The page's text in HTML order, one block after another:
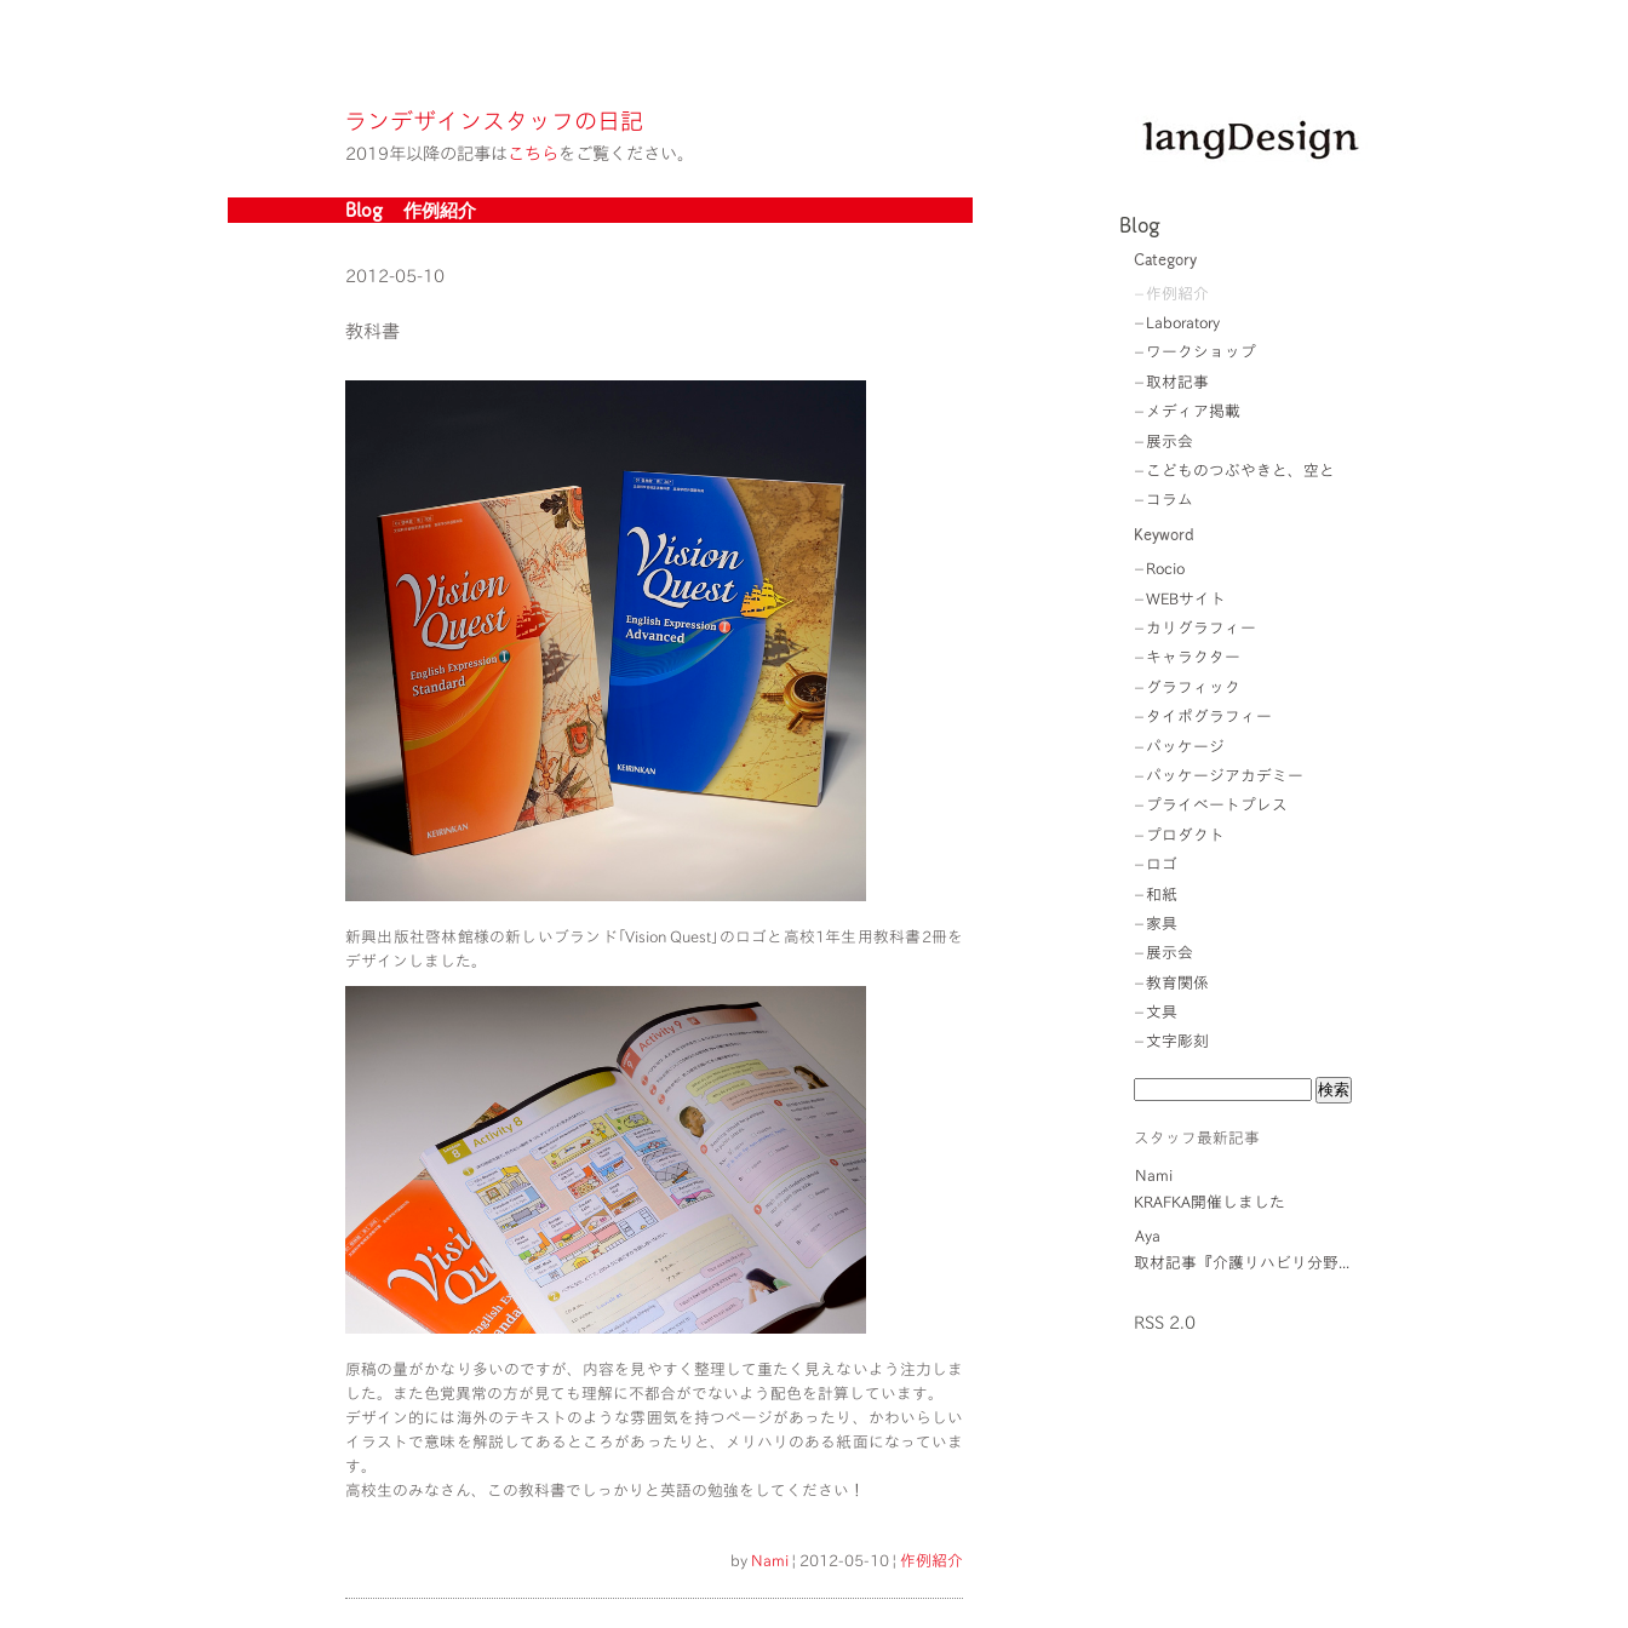
ランデザインスタッフの日記
2019年以降の記事は こちら をご覧ください。
Blog » 作例紹介
2012-05-10
教科書
新興出版社啓林館様の新しいブランド｢Vision Quest｣のロゴと高校1年生用教科書2冊を
デザインしました。
原稿の量がかなり多いのですが、内容を見やすく整理して重たく見えないよう注力しま
した。また色覚異常の方が見ても理解に不都合がでないよう配色を計算しています。
デザイン的には海外のテキストのような雰囲気を持つページがあったり、かわいらしい
イラストで意味を解説してあるところがあったりと、メリハリのある紙面になっていま
す。
高校生のみなさん、この教科書でしっかりと英語の勉強をしてください！
by Nami | 2012-05-10 | 作例紹介
Blog
Category
作例紹介
Laboratory
ワークショップ
取材記事
メディア掲載
展示会
こどものつぶやきと、空と
コラム
Keyword
Rocio
WEBサイト
カリグラフィー
キャラクター
グラフィック
タイポグラフィー
パッケージ
パッケージアカデミー
プライベートプレス
プロダクト
ロゴ
和紙
家具
展示会
教育関係
文具
文字彫刻
スタッフ最新記事
Nami
KRAFKA開催しました
Aya
取材記事『介護リハビリ分野...
RSS 2.0